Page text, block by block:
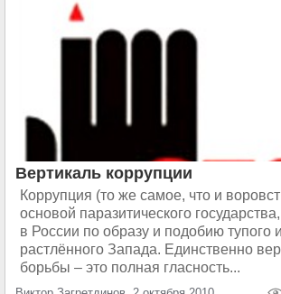
Вертикаль коррупции
Коррупция (то же самое, что и
основой паразитического
в России по образу и подобию тупого
растлённого Запада. Единственно
борьбы – это полная гласность...